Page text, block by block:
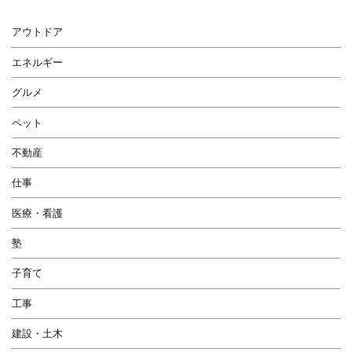
アウトドア
エネルギー
グルメ
ペット
不動産
仕事
医療・看護
塾
子育て
工事
建設・土木